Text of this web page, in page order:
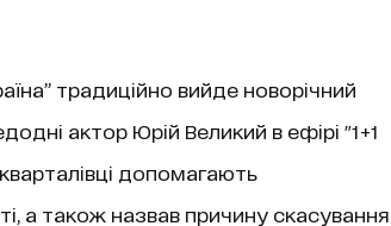
традиційно вийде новорічний
актор Юрій Великий в ефірі "1+1
допомагають
а також назвав причину скасування